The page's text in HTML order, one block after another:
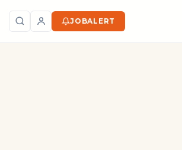
JOBALERT